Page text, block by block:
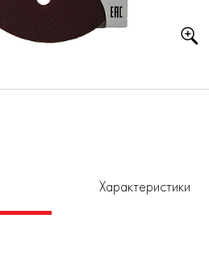
Характеристики